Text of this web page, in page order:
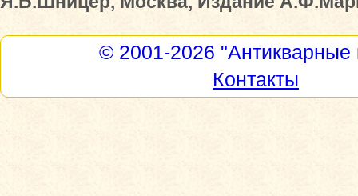
© 2001-2026 "Антикварные
Контакты